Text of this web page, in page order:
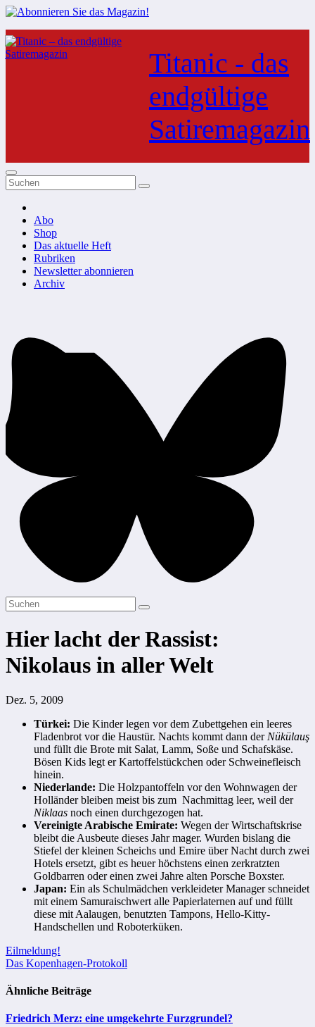
Zum
Inhalt
springen
Titanic - das
endgültige
Satiremagazin
Abo
Shop
Das aktuelle Heft
Rubriken
Newsletter abonnieren
Archiv
Hier lacht der Rassist:
Nikolaus in aller Welt
Dez. 5, 2009
Türkei: Die Kinder legen vor dem Zubettgehen ein leeres
Fladenbrot vor die Haustür. Nachts kommt dann der Nükülauş
und füllt die Brote mit Salat, Lamm, Soße und Schafskäse.
Bösen Kids legt er Kartoffelstückchen oder Schweinefleisch
hinein.
Niederlande: Die Holzpantoffeln vor den Wohnwagen der
Holländer bleiben meist bis zum Nachmittag leer, weil der
Niklaas noch einen durchgezogen hat.
Vereinigte Arabische Emirate: Wegen der Wirtschaftskrise
bleibt die Ausbeute dieses Jahr mager. Wurden bislang die
Stiefel der kleinen Scheichs und Emire über Nacht durch zwei
Hotels ersetzt, gibt es heuer höchstens einen zerkratzten
Goldbarren oder einen zwei Jahre alten Porsche Boxster.
Japan: Ein als Schulmädchen verkleideter Manager schneidet
mit einem Samuraischwert alle Papierlaternen auf und füllt
diese mit Aalaugen, benutzten Tampons, Hello-Kitty-
Handschellen und Roboterküken.
Beitragsnavigation
Eilmeldung!
Das Kopenhagen-Protokoll
Ähnliche Beiträge
Friedrich Merz: eine umgekehrte Furzgrundel?